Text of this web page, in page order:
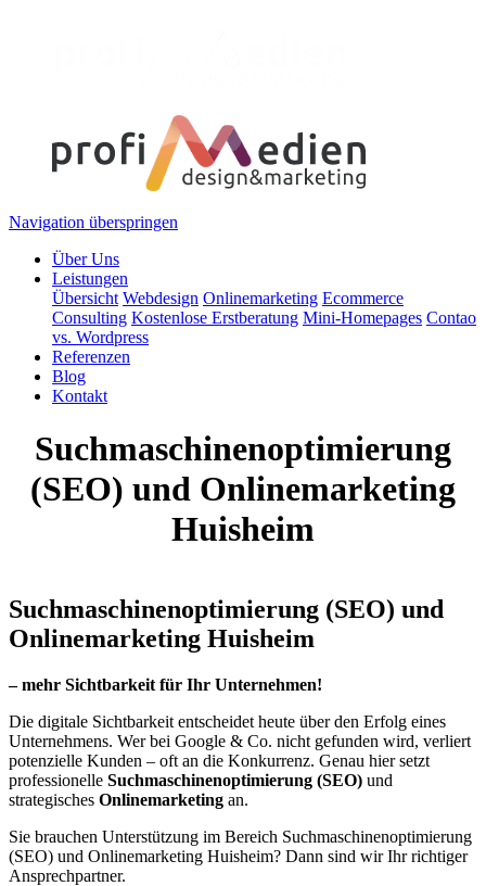
Navigation überspringen
Über Uns
Leistungen
Übersicht Webdesign Onlinemarketing Ecommerce
Consulting Kostenlose Erstberatung Mini-Homepages Contao
vs. Wordpress
Referenzen
Blog
Kontakt
Suchmaschinenoptimierung
(SEO) und Onlinemarketing
Huisheim
Suchmaschinenoptimierung (SEO) und
Onlinemarketing Huisheim
– mehr Sichtbarkeit für Ihr Unternehmen!
Die digitale Sichtbarkeit entscheidet heute über den Erfolg eines
Unternehmens. Wer bei Google & Co. nicht gefunden wird, verliert
potenzielle Kunden – oft an die Konkurrenz. Genau hier setzt
professionelle Suchmaschinenoptimierung (SEO) und
strategisches Onlinemarketing an.
Sie brauchen Unterstützung im Bereich Suchmaschinenoptimierung
(SEO) und Onlinemarketing Huisheim? Dann sind wir Ihr richtiger
Ansprechpartner.